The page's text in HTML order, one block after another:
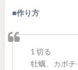
■作り方
1 切る
牡蠣、カボ